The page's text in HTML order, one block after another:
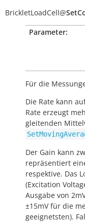
BrickletLoadCell@
Parameter:
Für die
Die Rate kann
Rate erzeugt
gleitenden
Der Gain kann
repräsentiert
respektive. Das
(Excitation
Ausgabe von
±15mV für die
geeignetsten).